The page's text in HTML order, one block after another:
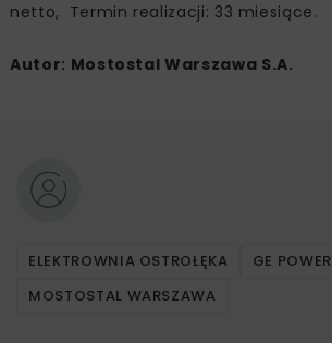
netto, Termin realizacji: 33 miesiące.
Autor: Mostostal Warszawa S.A.
ELEKTROWNIA OSTROŁĘKA
GE POWER
MOSTOSTAL WARSZAWA